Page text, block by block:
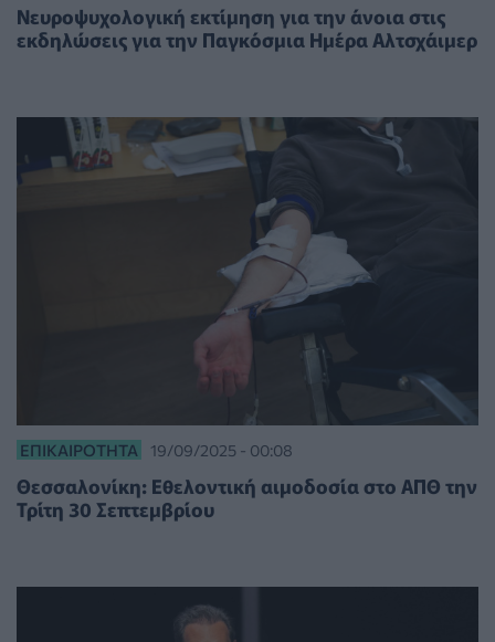
Νευροψυχολογική εκτίμηση για την άνοια στις
εκδηλώσεις για την Παγκόσμια Ημέρα Αλτσχάιμερ
ΕΠΙΚΑΙΡΌΤΗΤΑ 19/09/2025 - 00:08
Θεσσαλονίκη: Εθελοντική αιμοδοσία στο ΑΠΘ την
Τρίτη 30 Σεπτεμβρίου